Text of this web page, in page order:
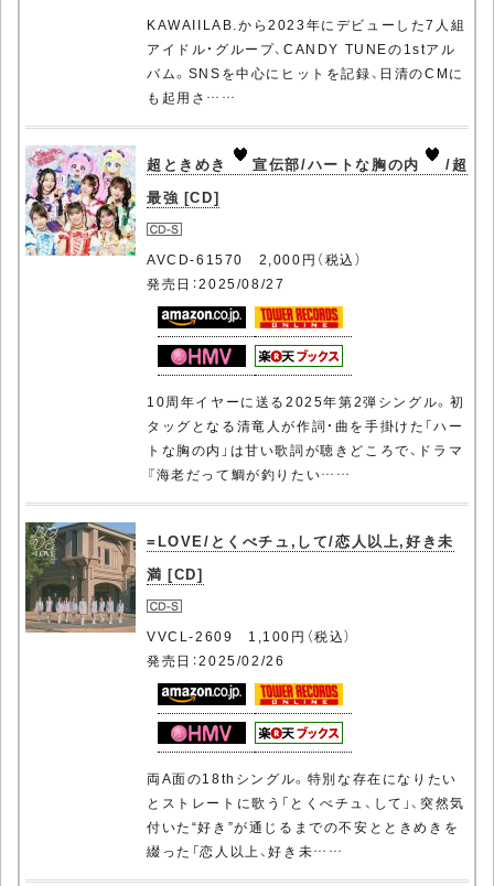
KAWAIILAB.から2023年にデビューした7人組
アイドル・グループ、CANDY TUNEの1stアル
バム。SNSを中心にヒットを記録、日清のCMに
も起用さ……
超ときめき 宣伝部/ハートな胸の内
/超
最強 [CD]
AVCD-61570 2,000円（税込）
発売日：2025/08/27
10周年イヤーに送る2025年第2弾シングル。初
タッグとなる清竜人が作詞・曲を手掛けた「ハー
トな胸の内」は甘い歌詞が聴きどころで、ドラマ
『海老だって鯛が釣りたい……
=LOVE/とくべチュ,して/恋人以上,好き未
満 [CD]
VVCL-2609 1,100円（税込）
発売日：2025/02/26
両A面の18thシングル。特別な存在になりたい
とストレートに歌う「とくべチュ、して」、突然気
付いた“好き”が通じるまでの不安とときめきを
綴った「恋人以上、好き未……